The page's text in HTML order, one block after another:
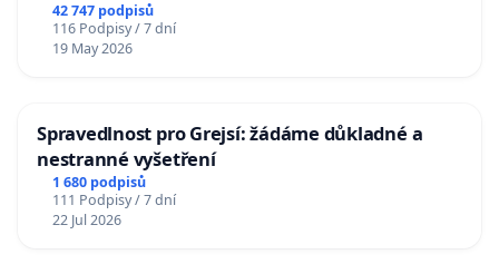
42 747 podpisů
116 Podpisy / 7 dní
19 May 2026
Spravedlnost pro Grejsí: žádáme důkladné a
nestranné vyšetření
1 680 podpisů
111 Podpisy / 7 dní
22 Jul 2026